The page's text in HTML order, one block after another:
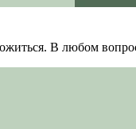
В любом